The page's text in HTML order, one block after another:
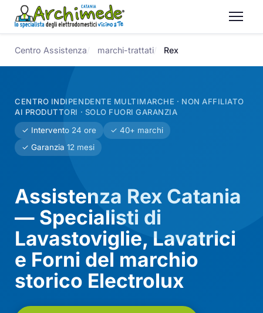
Centro Assistenza marchi-trattati Rex
CENTRO INDIPENDENTE MULTIMARCHE · NON AFFILIATO
AI PRODUTTORI · SOLO FUORI GARANZIA
✓ Intervento 24 ore
✓ 40+ marchi
✓ Garanzia 12 mesi
Assistenza Rex Catania
— Specialisti di
Lavastoviglie, Lavatrici
e Forni del marchio
storico Electrolux